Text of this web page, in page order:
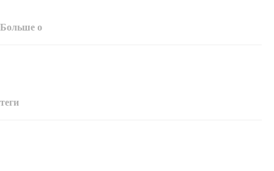
Больше о
теги